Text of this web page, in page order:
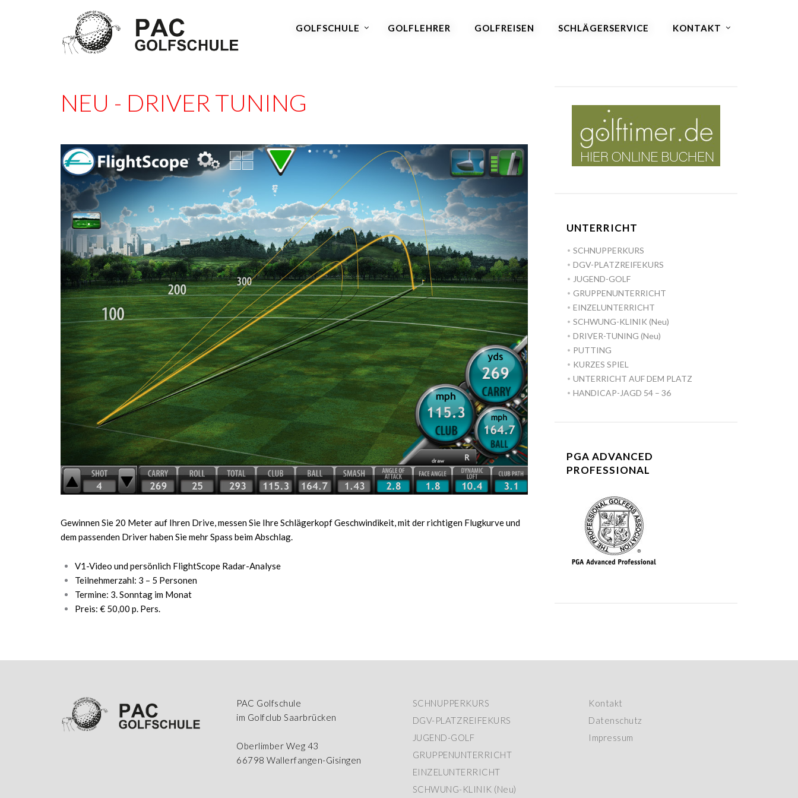
GOLFSCHULE GOLFLEHRER GOLFREISEN SCHLÄGERSERVICE KONTAKT
NEU - DRIVER TUNING
Gewinnen Sie 20 Meter auf Ihren Drive, messen Sie Ihre Schlägerkopf Geschwindikeit, mit der richtigen Flugkurve und
dem passenden Driver haben Sie mehr Spass beim Abschlag.
V1-Video und persönlich FlightScope Radar-Analyse
Teilnehmerzahl: 3 – 5 Personen
Termine: 3. Sonntag im Monat
Preis: € 50,00 p. Pers.
UNTERRICHT
SCHNUPPERKURS
DGV-PLATZREIFEKURS
JUGEND-GOLF
GRUPPENUNTERRICHT
EINZELUNTERRICHT
SCHWUNG-KLINIK (Neu)
DRIVER-TUNING (Neu)
PUTTING
KURZES SPIEL
UNTERRICHT AUF DEM PLATZ
HANDICAP-JAGD 54 – 36
PGA ADVANCED
PROFESSIONAL
PAC Golfschule
im Golfclub Saarbrücken
Oberlimber Weg 43
66798 Wallerfangen-Gisingen
SCHNUPPERKURS
DGV-PLATZREIFEKURS
JUGEND-GOLF
GRUPPENUNTERRICHT
EINZELUNTERRICHT
SCHWUNG-KLINIK (Neu)
Kontakt
Datenschutz
Impressum